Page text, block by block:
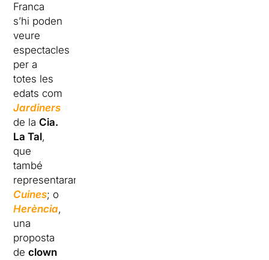
Franca
s’hi poden
veure
espectacles
per a
totes les
edats com
Jardiners
de laCia.
La Tal,
que
també
representaran
Cuines; o
Herència,
una
proposta
declown